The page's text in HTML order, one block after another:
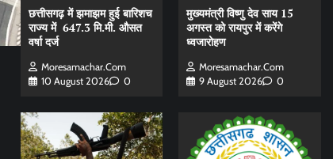
छत्तीसगढ़ में झमाझम हुई बारिशच
राज्य में 647.3 मि.मी. औसत
वर्षा दर्ज
Moresamachar.com
10 August 2026
0
मुख्यमंत्री विष्णु देव साय 15
अगस्त को रायपुर में करेंगे
ध्वजारोहण
Moresamachar.com
9 August 2026
0